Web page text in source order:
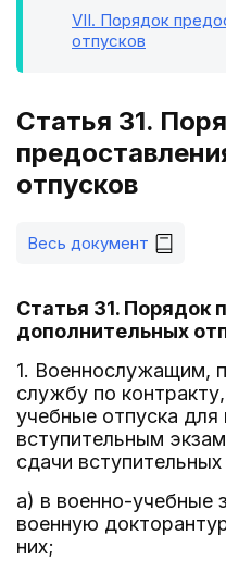
VII. Порядок
отпусков
Статья 31.
отпусков
Весь документ
Статья 31. Порядок
дополнительных
1. Военнослужащим,
службу по
учебные отпуска для
вступительным
сдачи
а) в военно-учебные
военную
них;